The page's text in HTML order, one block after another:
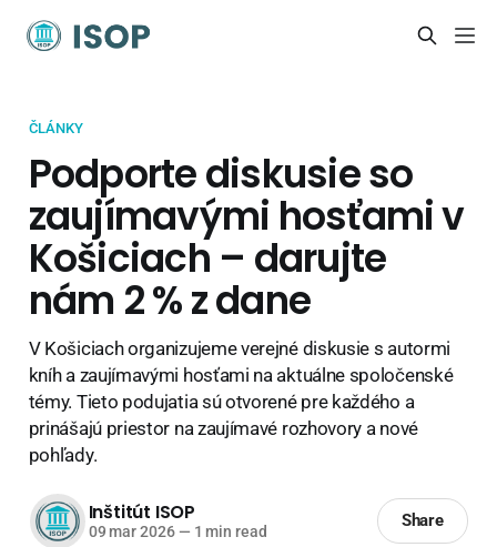
ČLÁNKY
Podporte diskusie so
zaujímavými hosťami v
Košiciach – darujte
nám 2 % z dane
V Košiciach organizujeme verejné diskusie s autormi
kníh a zaujímavými hosťami na aktuálne spoločenské
témy. Tieto podujatia sú otvorené pre každého a
prinášajú priestor na zaujímavé rozhovory a nové
pohľady.
Inštitút ISOP
09 mar 2026 — 1 min read
Share